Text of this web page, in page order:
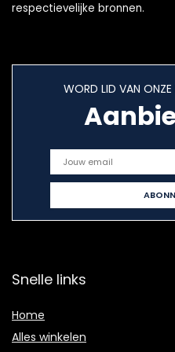
respectievelijke bronnen.
WORD LID VAN
Snelle links
Home
Alles winkelen